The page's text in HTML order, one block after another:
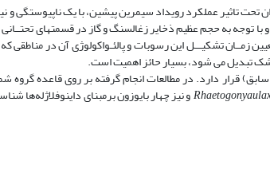
تحت تاثیر عملکرد رویداد سیمرین پیشین، با یک ناپیوستگی
توجه به حجم عظیم ذخایر زغالسنگ و گاز در قسمتهای
تشکیـــل این رسوبات و پالئـواکولوژی آن در مناطقی
تبدیل می شود، بسیار حائز اهمیت است.
و در 16 کیلومتری جنوب رویان (علمده سابق) قرار دارد. در مطالعات انجام گرفته بر
و نیز چهار بایوزون برمبنای داینوفلاژله‌ها